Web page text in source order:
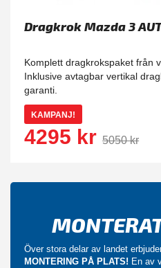
Dragkrok Mazda 3
Komplett dragkrokspaket från
Inklusive avtagbar vertikal
garanti.
KAMPANJ!
4295 kr 5050 kr
Över stora delar av landet
MONTERING PÅ PLATS! En av